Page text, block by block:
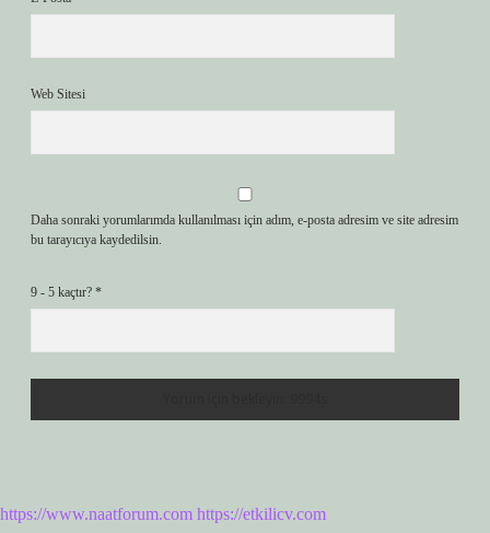
Web Sitesi
Daha sonraki yorumlarımda kullanılması için adım, e-posta adresim ve site adresim
bu tarayıcıya kaydedilsin.
9 - 5 kaçtır? *
https://www.naatforum.com https://etkilicv.com